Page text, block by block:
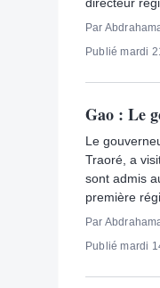
directeur
Par
Publié mardi
Gao : Le
Le
Traoré, a
sont admis
première
Par
Publié mardi